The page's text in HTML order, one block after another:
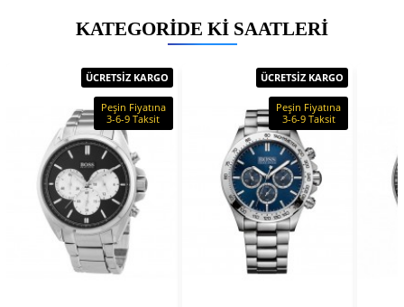
KATEGORIDE KI SAATLERI
ÜCRETSİZ KARGO
Peşin Fiyatına
3-6-9 Taksit
ÜCRETSİZ KARGO
Peşin Fiyatına
3-6-9 Taksit